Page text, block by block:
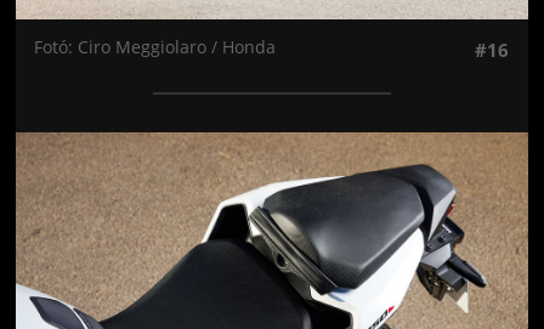
Fotó: Ciro Meggiolaro / Honda #16
Jön még kép!